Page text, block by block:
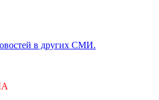
в других СМИ.